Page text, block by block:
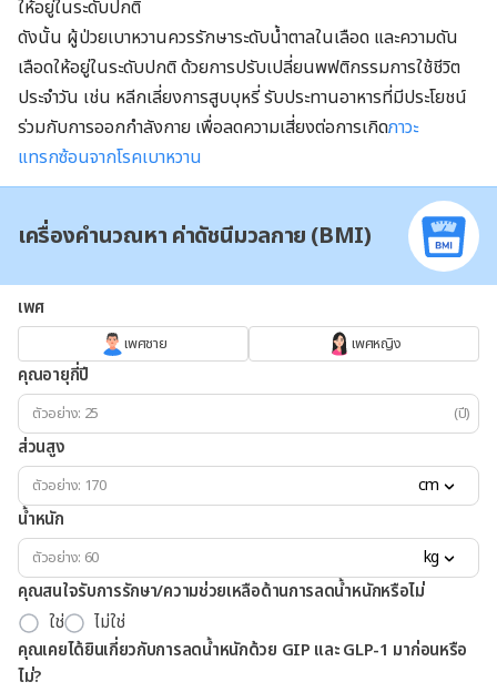
ให้อยู่ในระดับปกติ
ดังนั้น ผู้ป่วยเบาหวานควรรักษาระดับน้ำตาลในเลือด และความดัน
เลือดให้อยู่ในระดับปกติ ด้วยการปรับเปลี่ยนพฟติกรรมการใช้ชีวิต
ประจำวัน เช่น หลีกเลี่ยงการสูบบุหรี่ รับประทานอาหารที่มีประโยชน์
ร่วมกับการออกกำลังกาย เพื่อลดความเสี่ยงต่อการเกิดภาวะ
แทรกซ้อนจากโรคเบาหวาน
เครื่องคำนวณหา ค่าดัชนีมวลกาย (BMI)
เพศ
เพศชาย เพศหญิง
คุณอายุกี่ปี
(ปี)
ส่วนสูง
cm
น้ำหนัก
kg
คุณสนใจรับการรักษา/ความช่วยเหลือด้านการลดน้ำหนักหรือไม่
ใช่
ไม่ใช่
คุณเคยได้ยินเกี่ยวกับการลดน้ำหนักด้วย GIP และ GLP-1 มาก่อนหรือ
ไม่?